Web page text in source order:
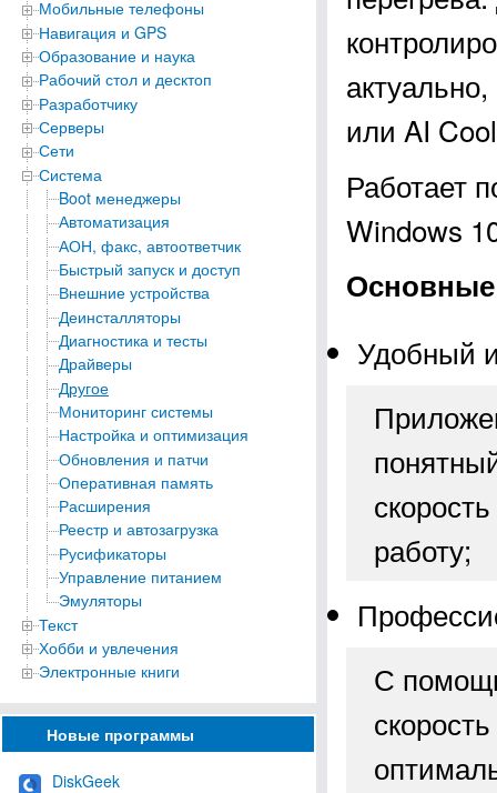
Мобильные телефоны
Навигация и GPS
Образование и наука
Рабочий стол и десктоп
Разработчику
Серверы
Сети
Система
Boot менеджеры
Автоматизация
АОН, факс, автоответчик
Быстрый запуск и доступ
Внешние устройства
Деинсталляторы
Диагностика и тесты
Драйверы
Другое
Мониторинг системы
Настройка и оптимизация
Обновления и патчи
Оперативная память
Расширения
Реестр и автозагрузка
Русификаторы
Управление питанием
Эмуляторы
Текст
Хобби и увлечения
Электронные книги
Новые программы
DiskGeek
или AI
Работает
Windows
Удобный
работу;
С